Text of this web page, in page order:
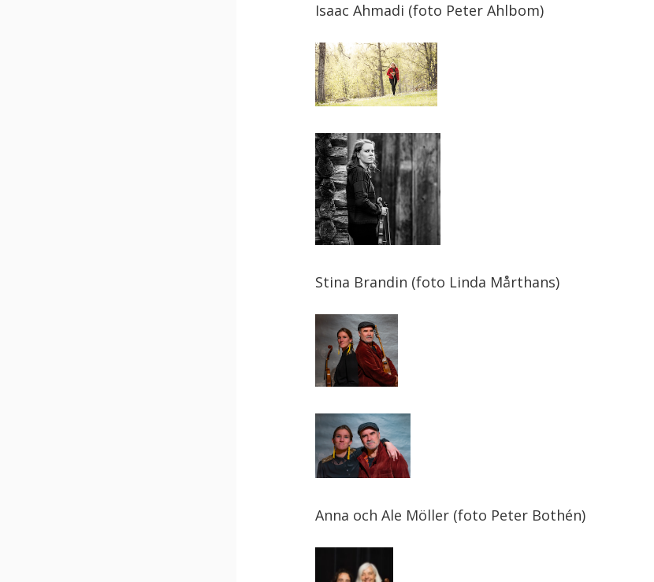
Isaac Ahmadi (foto Peter Ahlbom)
Stina Brandin (foto Linda Mårthans)
Anna och Ale Möller (foto Peter Bothén)